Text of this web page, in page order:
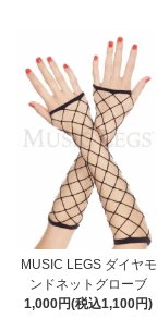
MUSIC LEGS ダイヤモ
ンドネットグローブ
1,000円(税込1,100円)